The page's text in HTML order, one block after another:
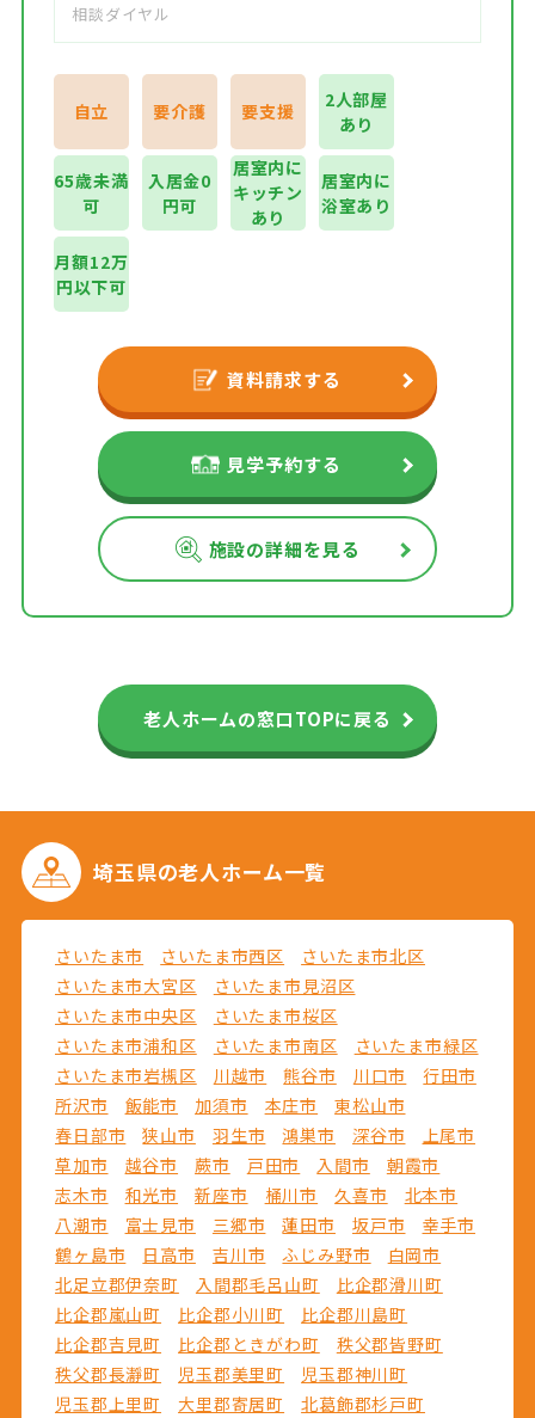
相談ダイヤル
自立 要介護 要支援
2人部屋
あり
65歳未満
可
入居金0
円可
居室内に
キッチン
あり
居室内に
浴室あり
月額12万
円以下可
資料請求する
見学予約する
施設の詳細を見る
老人ホームの窓口TOPに戻る
埼玉県の老人ホーム一覧
さいたま市 さいたま市西区
さいたま市北区
さいたま市大宮区
さいたま市見沼区
さいたま市中央区
さいたま市桜区
さいたま市浦和区
さいたま市南区
さいたま市緑区
さいたま市岩槻区
川越市 熊谷市 川口市
行田市
所沢市
飯能市 加須市 本庄市
東松山市
春日部市
狭山市 羽生市 鴻巣市 深谷市
上尾市
草加市
越谷市 蕨市 戸田市 入間市
朝霞市
志木市
和光市 新座市 桶川市 久喜市
北本市
八潮市
富士見市 三郷市 蓮田市 坂戸市
幸手市
鶴ヶ島市
日高市 吉川市 ふじみ野市
白岡市
北足立郡伊奈町
入間郡毛呂山町
比企郡滑川町
比企郡嵐山町
比企郡小川町
比企郡川島町
比企郡吉見町
比企郡ときがわ町
秩父郡皆野町
秩父郡長瀞町
児玉郡美里町
児玉郡神川町
児玉郡上里町
大里郡寄居町
北葛飾郡杉戸町